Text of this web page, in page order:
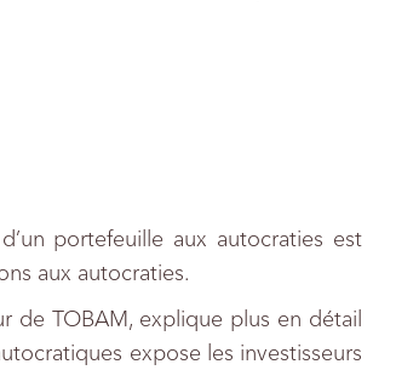
portefeuille aux autocraties est
aux autocraties.
de TOBAM, explique plus en détail
expose les investisseurs